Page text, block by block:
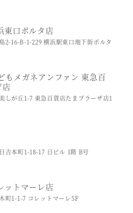
東口ポルタ店
2-16-B-1-229 横浜駅東口地下街ポルタ
もメガネアンファン 東急百
しが丘1-7 東急百貨店たまプラーザ店1
吉本町1-18-17 日ビル 1階 B号
ットマーレ店
町1-1-7 コレットマーレ5F